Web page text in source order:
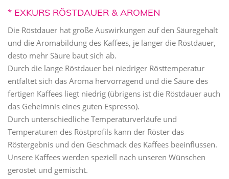
* EXKURS RÖSTDAUER & AROMEN
Die Röstdauer hat große Auswirkungen auf den Säuregehalt
und die Aromabildung des Kaffees, je länger die Röstdauer,
desto mehr Säure baut sich ab.
Durch die lange Röstdauer bei niedriger Rösttemperatur
entfaltet sich das Aroma hervorragend und die Säure des
fertigen Kaffees liegt niedrig (übrigens ist die Röstdauer auch
das Geheimnis eines guten Espresso).
Durch unterschiedliche Temperaturverläufe und
Temperaturen des Röstprofils kann der Röster das
Röstergebnis und den Geschmack des Kaffees beeinflussen.
Unsere Kaffees werden speziell nach unseren Wünschen
geröstet und gemischt.